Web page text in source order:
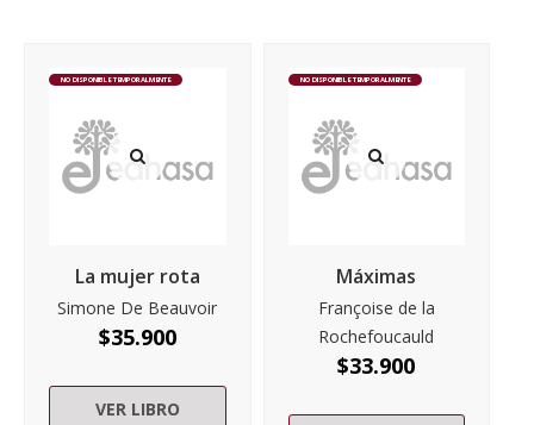
NO DISPONIBLE TEMPORALMENTE
La mujer rota
Simone De Beauvoir
$35.900
VER LIBRO
NO DISPONIBLE TEMPORALMENTE
Máximas
Françoise de la
Rochefoucauld
$33.900